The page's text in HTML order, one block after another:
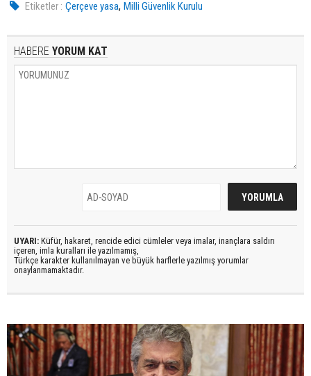
Etiketler : Çerçeve yasa,Milli Güvenlik Kurulu
HABERE YORUM KAT
UYARI: Küfür, hakaret, rencide edici cümleler veya imalar, inançlara saldırı
içeren, imla kuralları ile yazılmamış,
Türkçe karakter kullanılmayan ve büyük harflerle yazılmış yorumlar
onaylanmamaktadır.